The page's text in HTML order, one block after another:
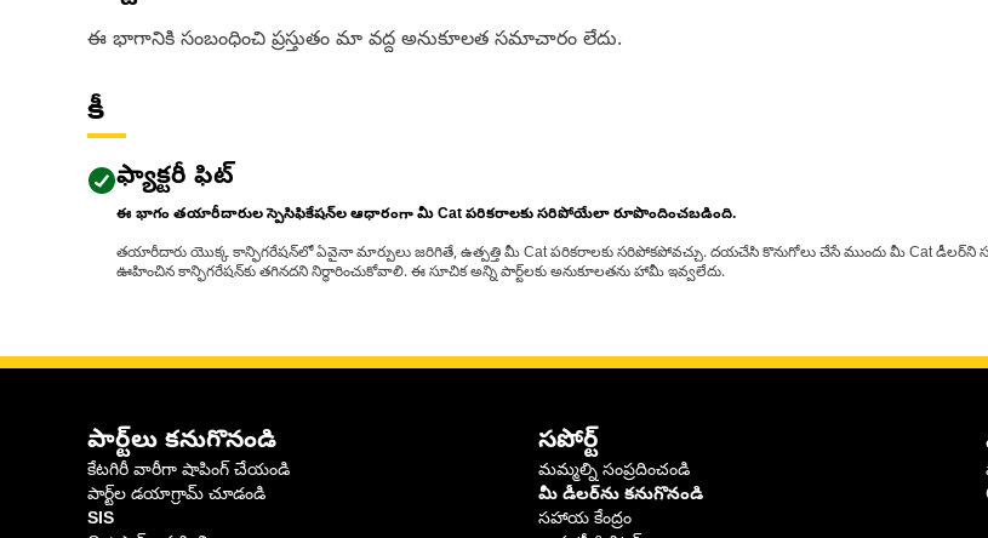
ఈ భాగానికి సంబంధించి ప్రస్తుతం మా వద్ద అనుకూలత సమాచారం లేదు.
కీ
ఫ్యాక్టరీ ఫిట్
ఈ భాగం తయారీదారుల స్పెసిఫికేషన్‌ల ఆధారంగా మీ Cat పరికరాలకు సరిపోయేలా రూపొందించబడింది.
తయారీదారు యొక్క కాన్ఫిగరేషన్‌లో ఏవైనా మార్పులు జరిగితే, ఉత్పత్తి మీ Cat పరికరాలకు సరిపోకపోవచ్చు. దయచేసి కొనుగోలు చేసే ముందు మీ Cat డీలర్‌ని
ఊహించిన కాన్ఫిగరేషన్‌కు తగినదని నిర్ధారించుకోవాలి. ఈ సూచిక అన్ని పార్ట్‌లకు అనుకూలతను హామీ ఇవ్వలేదు.
పార్ట్‌లు కనుగొనండి
కేటగిరీ వారీగా షాపింగ్ చేయండి
పార్ట్‌ల డయాగ్రామ్ చూడండి
SIS
సపోర్ట్
మమ్మల్ని సంప్రదించండి
మీ డీలర్‌ను కనుగొనండి
సహాయ కేంద్రం